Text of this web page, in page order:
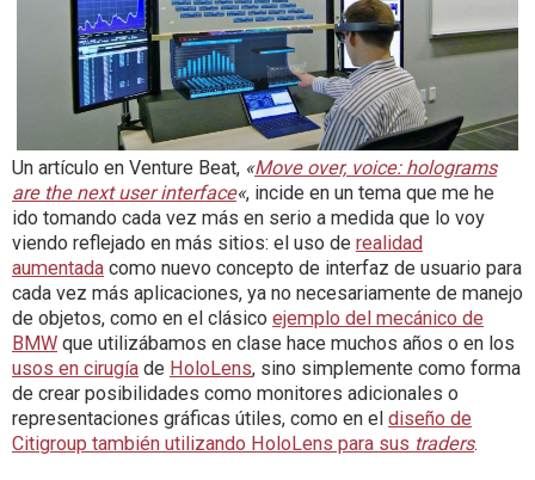
Un artículo en Venture Beat, «Move over, voice: holograms
are the next user interface«, incide en un tema que me he
ido tomando cada vez más en serio a medida que lo voy
viendo reflejado en más sitios: el uso de realidad
aumentada como nuevo concepto de interfaz de usuario para
cada vez más aplicaciones, ya no necesariamente de manejo
de objetos, como en el clásico ejemplo del mecánico de
BMW que utilizábamos en clase hace muchos años o en los
usos en cirugía de HoloLens, sino simplemente como forma
de crear posibilidades como monitores adicionales o
representaciones gráficas útiles, como en el diseño de
Citigroup también utilizando HoloLens para sus traders.